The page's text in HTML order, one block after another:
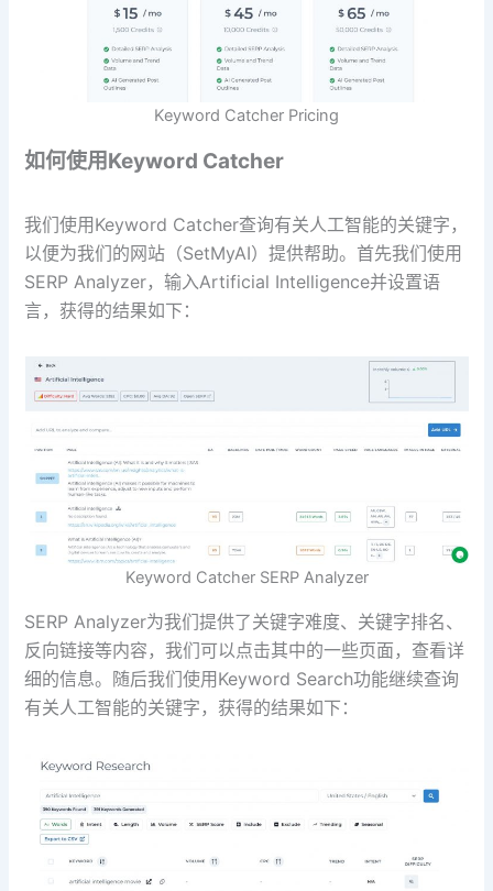
Keyword Catcher Pricing
如何使用Keyword Catcher
我们使用Keyword Catcher查询有关人工智能的关键字，
以便为我们的网站（SetMyAI）提供帮助。首先我们使用
SERP Analyzer，输入Artificial Intelligence并设置语
言，获得的结果如下：
Keyword Catcher SERP Analyzer
SERP Analyzer为我们提供了关键字难度、关键字排名、
反向链接等内容，我们可以点击其中的一些页面，查看详
细的信息。随后我们使用Keyword Search功能继续查询
有关人工智能的关键字，获得的结果如下：